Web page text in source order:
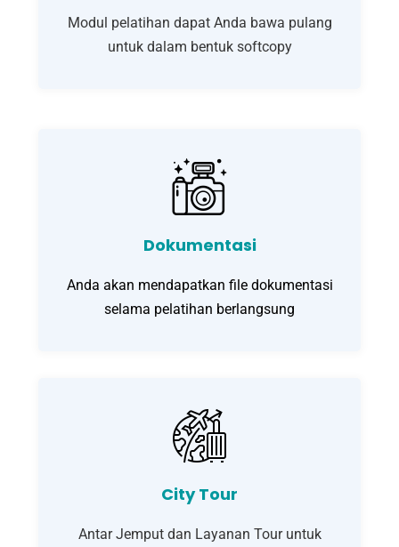
Modul pelatihan dapat Anda bawa pulang
untuk dalam bentuk softcopy
Dokumentasi
Anda akan mendapatkan file dokumentasi
selama pelatihan berlangsung
City Tour
Antar Jemput dan Layanan Tour untuk